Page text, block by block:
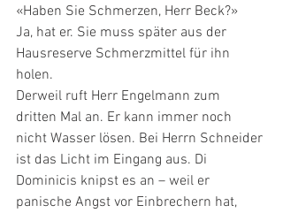
«Haben Sie Schmerzen, Herr Beck?»
Ja, hat er. Sie muss später aus der
Hausreserve Schmerzmittel für ihn
holen.
Derweil ruft Herr Engelmann zum
dritten Mal an. Er kann immer noch
nicht Wasser lösen. Bei Herrn Schneider
ist das Licht im Eingang aus. Di
Dominicis knipst es an – weil er
panische Angst vor Einbrechern hat,